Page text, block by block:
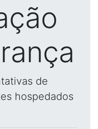
de
hospedados